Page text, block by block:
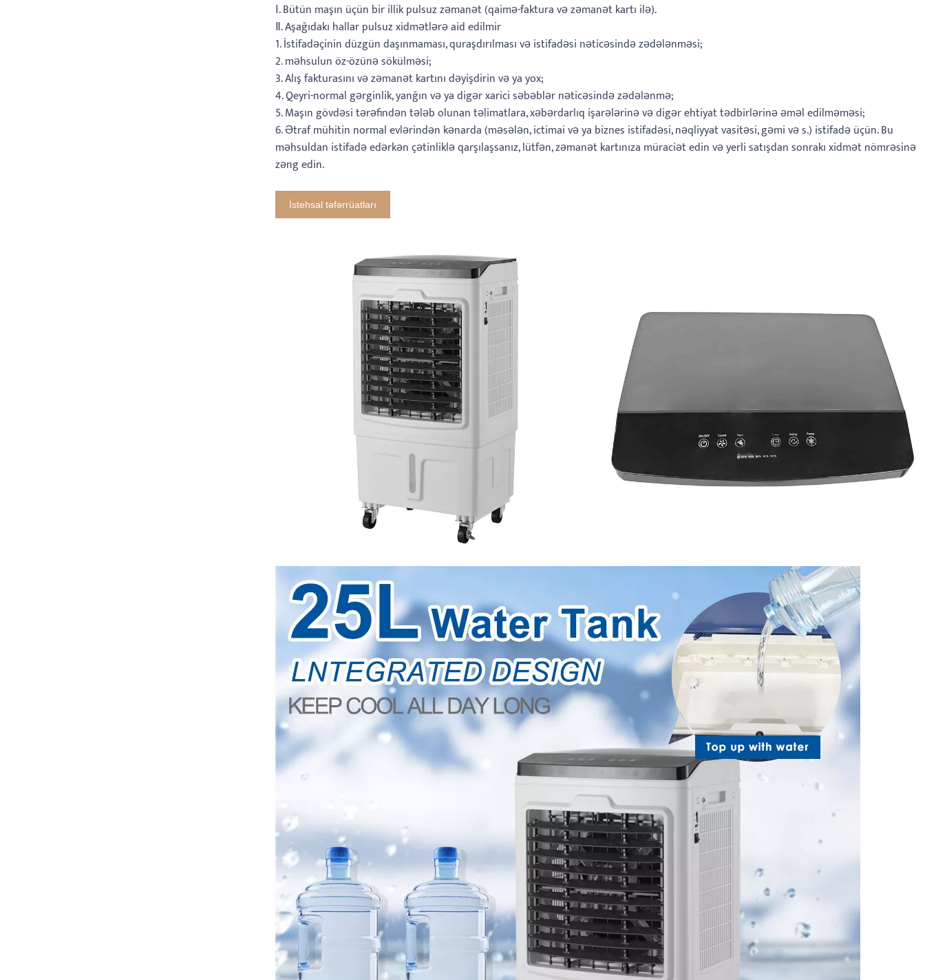
Ⅰ. Bütün maşın üçün bir illik pulsuz zəmanət (qaimə-faktura və zəmanət kartı ilə).
Ⅱ. Aşağıdakı hallar pulsuz xidmətlərə aid edilmir
1. İstifadəçinin düzgün daşınmaması, quraşdırılması və istifadəsi nəticəsində zədələnməsi;
2. məhsulun öz-özünə sökülməsi;
3. Alış fakturasını və zəmanət kartını dəyişdirin və ya yox;
4. Qeyri-normal gərginlik, yanğın və ya digər xarici səbəblər nəticəsində zədələnmə;
5. Maşın gövdəsi tərəfindən tələb olunan təlimatlara, xəbərdarlıq işarələrinə və digər ehtiyat tədbirlərinə əməl edilməməsi;
6. Ətraf mühitin normal evlərindən kənarda (məsələn, ictimai və ya biznes istifadəsi, nəqliyyat vasitəsi, gəmi və s.) istifadə üçün. Bu
məhsuldan istifadə edərkən çətinliklə qarşılaşsanız, lütfən, zəmanət kartınıza müraciət edin və yerli satışdan sonrakı xidmət nömrəsinə
zəng edin.
İstehsal təfərrüatları